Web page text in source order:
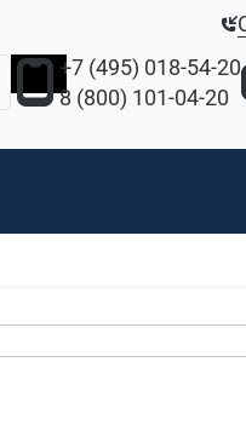
+7 (495) 018-54-20
8 (800) 101-04-20